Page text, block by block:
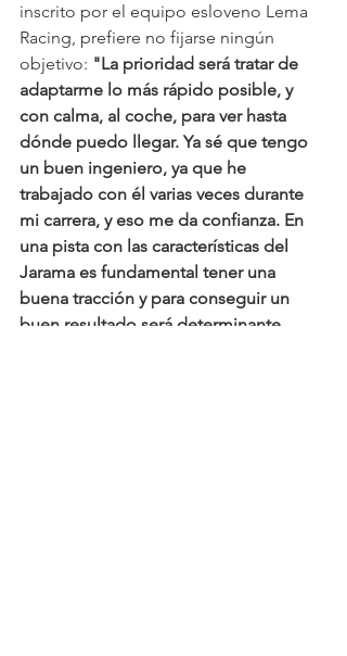
inscrito por el equipo esloveno Lema
Racing, prefiere no fijarse ningún
objetivo: "La prioridad será tratar de
adaptarme lo más rápido posible, y
con calma, al coche, para ver hasta
dónde puedo llegar. Ya sé que tengo
un buen ingeniero, ya que he
trabajado con él varias veces durante
mi carrera, y eso me da confianza. En
una pista con las características del
Jarama es fundamental tener una
buena tracción y para conseguir un
buen resultado será determinante